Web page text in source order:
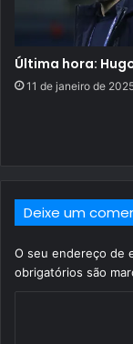
Última hora:
11 de janeiro de
Deixe um
O seu endereço de
obrigatórios são